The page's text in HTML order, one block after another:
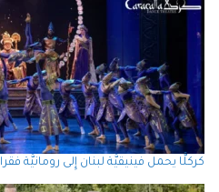
كركلَّا يحمل فينيقيَّة لبنان إِلى رومانيَّة فقرا